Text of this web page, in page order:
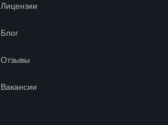
Лицензии
Блог
Отзывы
Вакансии